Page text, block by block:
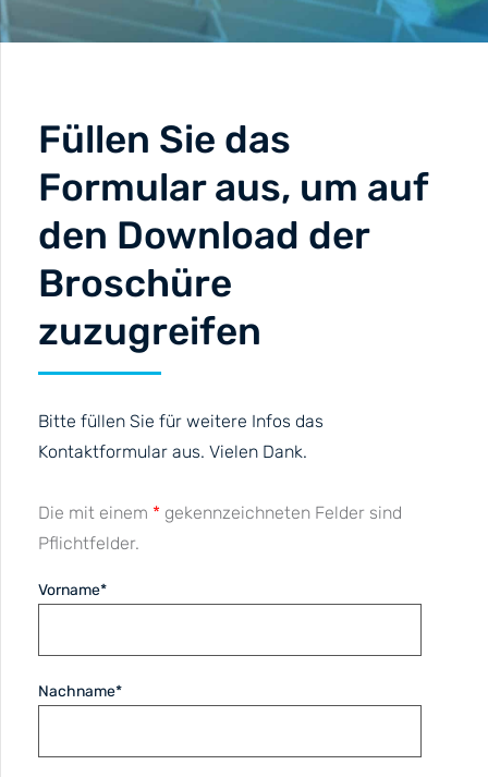
Füllen Sie das
Formular aus, um auf
den Download der
Broschüre
zuzugreifen
Bitte füllen Sie für weitere Infos das
Kontaktformular aus. Vielen Dank.
Die mit einem * gekennzeichneten Felder sind
Pflichtfelder.
Vorname*
Nachname*